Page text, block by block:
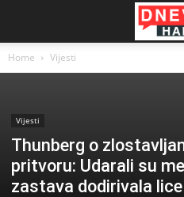
Home Vijesti
Vijesti
Thunberg o
pritvoru: Udarali su
zastava dodirivala lice